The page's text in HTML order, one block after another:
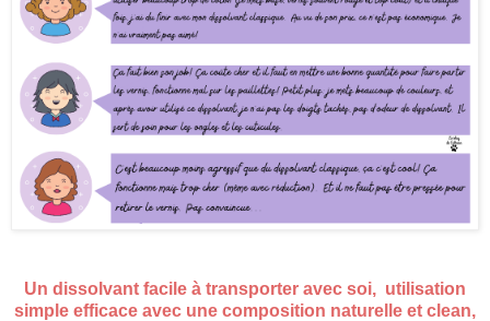
Un dissolvant facile à transporter avec soi, utilisation
simple efficace avec une composition naturelle et clean,